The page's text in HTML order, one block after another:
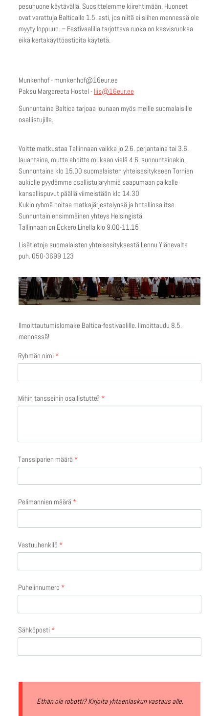
pesuhuone käytävällä. Suosittelemme kiirehtimään. Huoneet
ovat varattuja Balticalle 1.5. asti, jos niitä ei siihen mennessä ole
myyty loppuun. – Festivaalilla tarjottava ruoka on kasvisruokaa
eikä kertakäyttöastioita käytetä.
Munkenhof - munkenhof@16eur.ee
Paksu Margareeta Hostel - liis@16eur.ee
Sunnuntaina Baltica tarjoaa lounaan myös meille suomalaisille
osallistujille.
Voitte matkustaa Tallinnaan vaikka jo 2.6. perjantaina tai 3.6.
lauantaina, mutta ehditte mukaan vielä 4.6. sunnuntainakin.
Sunnuntaina klo 15.00 suomalaisten yhteisesitykseen Tornien
aukiolle pyydämme osallistujaryhmiä saapumaan paikalle
kansallispuvut päällä viimeistään klo 14.30
Kukin ryhmä hoitaa matkajärjestelynsä ja hotellinsa itse.
Sunnuntain ensimmäinen yhteys Helsingistä
Tallinnaan on Eckerö Linella klo 9.00-11.15
Lisätietoja suomalaisten yhteisesityksestä Lennu Ylänevalta
puh. 050-3699 123
Ilmoittautumislomake Baltica-festivaalille. Ilmoittaudu 8.5.
mennessä!
Ryhmän nimi *
Mihin tansseihin osallistutte? *
Tanssiparien määrä *
Pelimannien määrä *
Vastuuhenkilö *
Puhelinnumero *
Sähköposti *
Ethän ole robotti? Kirjoita yhteenlaskun vastaus alle.